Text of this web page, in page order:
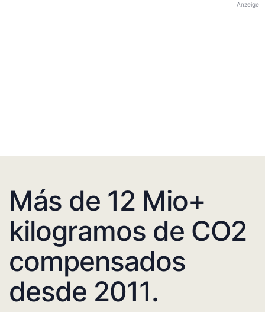
Anzeige
Más de 12 Mio+
kilogramos de CO2
compensados
desde 2011.